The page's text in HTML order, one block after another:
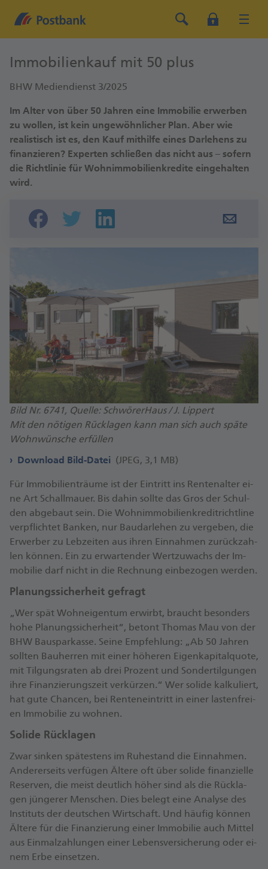
Immobilienkauf mit 50 plus
BHW Mediendienst 3/2025
Im Alter von über 50 Jahren eine Immobilie erwerben
zu wollen, ist kein ungewöhnlicher Plan. Aber wie
realistisch ist es, den Kauf mithilfe eines Darlehens zu
finanzieren? Experten schließen das nicht aus – sofern
die Richtlinie für Wohnimmobilienkredite eingehalten
wird.
Bild Nr. 6741, Quelle: SchwörerHaus / J. Lippert
Mit den nötigen Rücklagen kann man sich auch späte
Wohnwünsche erfüllen
Download Bild-Datei (JPEG, 3,1 MB)
Für Im­mo­bi­li­en­träu­me ist der Ein­tritt ins Ren­ten­al­ter ei­
ne Art Schall­mau­er. Bis da­hin soll­te das Gros der Schul­
den ab­ge­baut sein. Die Wohn­im­mo­bi­li­en­kre­dit­richt­li­ne
ver­pflich­tet Ban­ken, nur Bau­dar­le­hen zu ver­ge­ben, die
Er­wer­ber zu Leb­zei­ten aus ih­ren Ein­nah­men zu­rück­zah­
len kön­nen. Ein zu er­war­ten­der Wert­zu­wachs der Im­
mo­bi­lie darf nicht in die Rech­nung ein­be­zo­gen wer­den.
Pla­nungs­si­cher­heit ge­fragt
„Wer spät Wohn­ei­gen­tum er­wirbt, braucht be­son­ders
ho­he Pla­nungs­si­cher­heit“, be­tont Tho­mas Mau von der
BHW Bau­spar­kas­se. Sei­ne Emp­feh­lung: „Ab 50 Jah­ren
soll­ten Bau­her­ren mit ei­ner hö­he­ren Ei­gen­ka­pi­tal­quo­te,
mit Til­gungs­ra­ten ab drei Pro­zent und Son­der­til­gun­gen
ih­re Fi­nan­zie­rungs­zeit ver­kür­zen.“ Wer so­li­de kal­ku­liert,
hat gu­te Chan­cen, bei Ren­ten­ein­tritt in ei­ner las­ten­frei­
en Im­mo­bi­lie zu woh­nen.
So­li­de Rück­la­gen
Zwar sin­ken spä­tes­tens im Ru­he­stand die Ein­nah­men.
An­de­rer­seits ver­fü­gen Äl­te­re oft über so­li­de fi­nan­zi­el­le
Re­ser­ven, die meist deut­lich hö­her sind als die Rück­la­
gen jün­ge­rer Men­schen. Dies be­legt ei­ne Ana­ly­se des
In­sti­tuts der deut­schen Wirt­schaft. Und häu­fig kön­nen
Äl­te­re für die Fi­nan­zie­rung ei­ner Im­mo­bi­lie auch Mit­tel
aus Ein­mal­zah­lun­gen ei­ner Le­bens­ver­si­che­rung oder ei­
nem Er­be ein­set­zen.